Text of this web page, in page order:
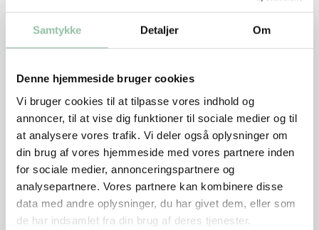
Samtykke Detaljer Om
Denne hjemmeside bruger cookies
Vi bruger cookies til at tilpasse vores indhold og
annoncer, til at vise dig funktioner til sociale medier og til
at analysere vores trafik. Vi deler også oplysninger om
din brug af vores hjemmeside med vores partnere inden
for sociale medier, annonceringspartnere og
analysepartnere. Vores partnere kan kombinere disse
data med andre oplysninger, du har givet dem, eller som
de har indsamlet fra din brug af deres tjenester.
Bland risen med risvineddike, salt og sukker når
den er kogt.
Læg film omkring bambusmåtten.
Læg et stykke noritang på måtten - den blanke
side skal vende nedad.
Læg 150 g af den kogte ris på tangen.
Hold de øverste 4-5 cm fri for ris.